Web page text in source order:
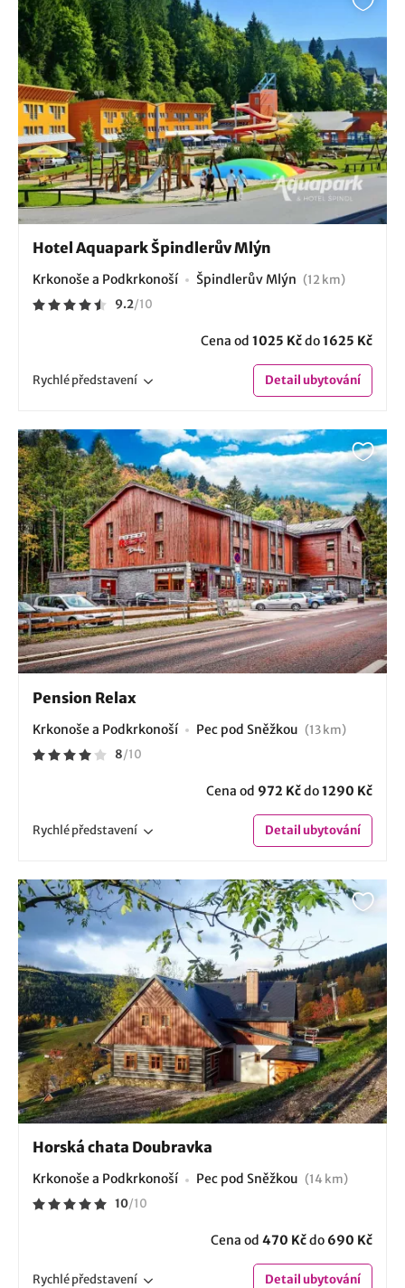
Hotel Aquapark Špindlerův Mlýn
Krkonoše a Podkrkonoší Špindlerův Mlýn (12 km)
9.2/10
Cena od 1025 Kčdo1625 Kč
Rychlépředstavení Detailubytování
Pension Relax
Krkonoše a Podkrkonoší Pec pod Sněžkou (13 km)
8/10
Cena od 972 Kčdo1290 Kč
Rychlépředstavení Detailubytování
Horská chata Doubravka
Krkonoše a Podkrkonoší Pec pod Sněžkou (14 km)
10/10
Cena od 470 Kčdo 690 Kč
Rychlépředstavení Detailubytování